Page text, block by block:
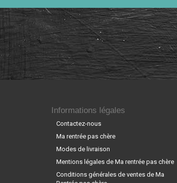
Informations légales
Contactez-nous
Ma rentrée pas chère
Modes de livraison
Mentions légales de Ma rentrée pas chère
Conditions générales de ventes de Ma